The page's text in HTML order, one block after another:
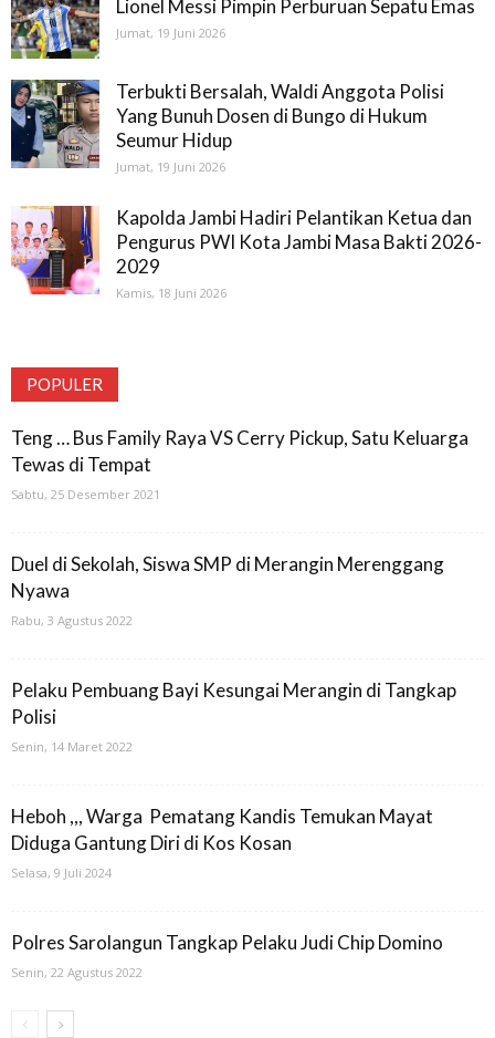
Lionel Messi Pimpin Perburuan Sepatu Emas
Jumat, 19 Juni 2026
Terbukti Bersalah, Waldi Anggota Polisi
Yang Bunuh Dosen di Bungo di Hukum
Seumur Hidup
Jumat, 19 Juni 2026
Kapolda Jambi Hadiri Pelantikan Ketua dan
Pengurus PWI Kota Jambi Masa Bakti 2026-
2029
Kamis, 18 Juni 2026
POPULER
Teng … Bus Family Raya VS Cerry Pickup, Satu Keluarga
Tewas di Tempat
Sabtu, 25 Desember 2021
Duel di Sekolah, Siswa SMP di Merangin Merenggang
Nyawa
Rabu, 3 Agustus 2022
Pelaku Pembuang Bayi Kesungai Merangin di Tangkap
Polisi
Senin, 14 Maret 2022
Heboh ,,, Warga Pematang Kandis Temukan Mayat
Diduga Gantung Diri di Kos Kosan
Selasa, 9 Juli 2024
Polres Sarolangun Tangkap Pelaku Judi Chip Domino
Senin, 22 Agustus 2022